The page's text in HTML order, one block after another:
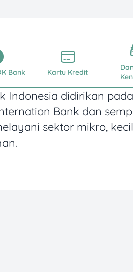
Bank Kartu Kredit
Indonesia didirikan
Bank dan
sektor mikro,